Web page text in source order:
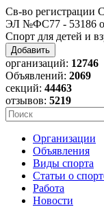
Св-во регистрации
ЭЛ №ФС77 - 53186
Спорт для детей и
Добавить
организаций: 12746
Объявлений: 2069
секций: 44463
отзывов: 5219
Организации
Объявления
Виды спорта
Статьи о
Работа
Новости